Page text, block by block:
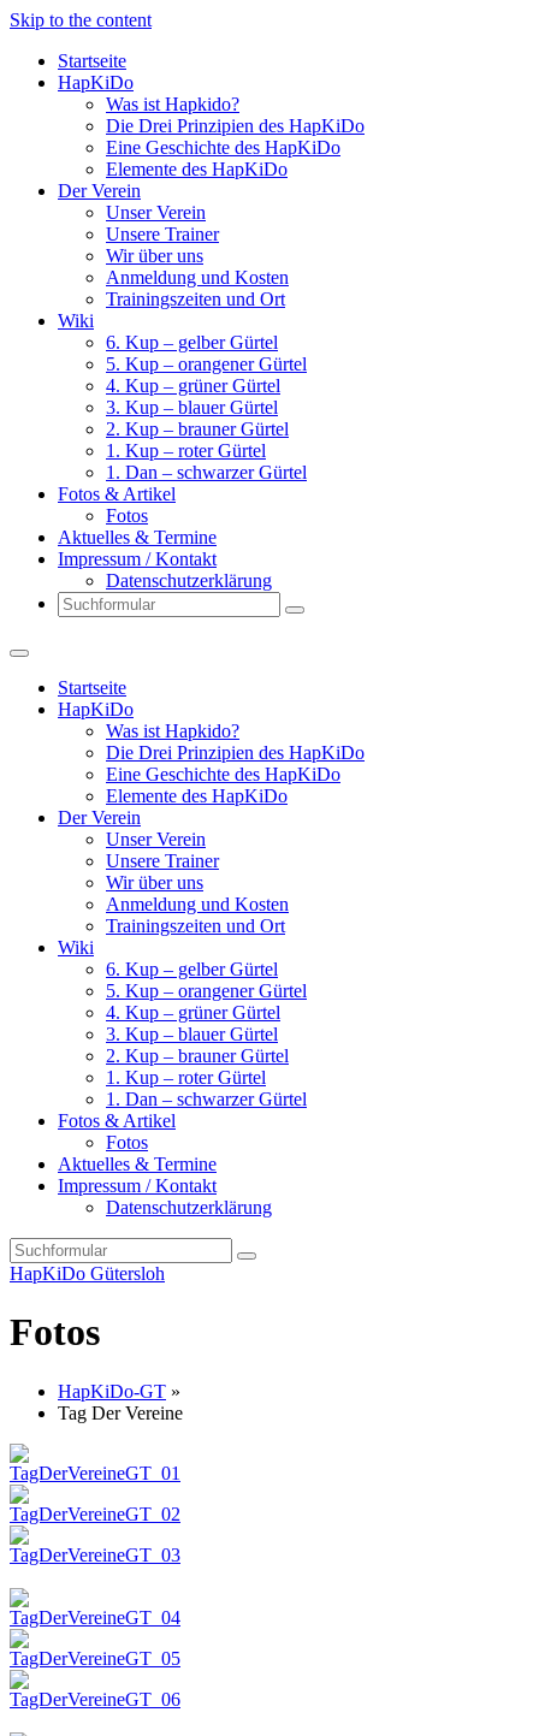
Skip to the content
Startseite
HapKiDo
Was ist Hapkido?
Die Drei Prinzipien des HapKiDo
Eine Geschichte des HapKiDo
Elemente des HapKiDo
Der Verein
Unser Verein
Unsere Trainer
Wir über uns
Anmeldung und Kosten
Trainingszeiten und Ort
Wiki
6. Kup – gelber Gürtel
5. Kup – orangener Gürtel
4. Kup – grüner Gürtel
3. Kup – blauer Gürtel
2. Kup – brauner Gürtel
1. Kup – roter Gürtel
1. Dan – schwarzer Gürtel
Fotos & Artikel
Fotos
Aktuelles & Termine
Impressum / Kontakt
Datenschutzerklärung
Search
Startseite
HapKiDo
Was ist Hapkido?
Die Drei Prinzipien des HapKiDo
Eine Geschichte des HapKiDo
Elemente des HapKiDo
Der Verein
Unser Verein
Unsere Trainer
Wir über uns
Anmeldung und Kosten
Trainingszeiten und Ort
Wiki
6. Kup – gelber Gürtel
5. Kup – orangener Gürtel
4. Kup – grüner Gürtel
3. Kup – blauer Gürtel
2. Kup – brauner Gürtel
1. Kup – roter Gürtel
1. Dan – schwarzer Gürtel
Fotos & Artikel
Fotos
Aktuelles & Termine
Impressum / Kontakt
Datenschutzerklärung
Search
HapKiDo Gütersloh
Fotos
HapKiDo-GT »
Tag Der Vereine